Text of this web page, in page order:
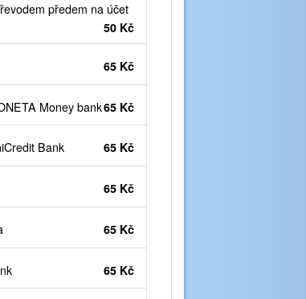
předem na účet
50 Kč
65 Kč
Money bank65 Kč
Bank 65 Kč
65 Kč
65 Kč
65 Kč